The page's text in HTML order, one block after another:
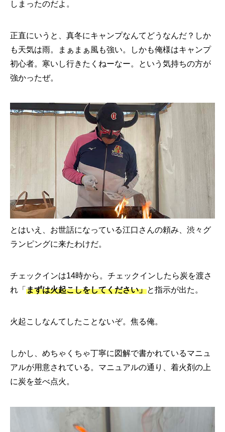
しまったのだよ。
正直にいうと、真冬にキャンプなんてどうなんだ？しか
も天気は雨。まぁまぁ風も強い。しかも俺様はキャンプ
初心者。寒いし行きたくねーなー。という気持ちの方が
強かったぜ。
とはいえ、お世話になっている江口さんの頼み、渋々グ
ランピングに来たわけだ。
チェックインは14時から。チェックインしたら炭を渡さ
れ「 まずは火起こしをしてください」と指示が出た。
火起こしなんてしたことないぞ。焦る俺。
しかし、めちゃくちゃ丁寧に図解で書かれているマニュ
アルが用意されている。マニュアルの通り、着火剤の上
に炭を並べ点火。